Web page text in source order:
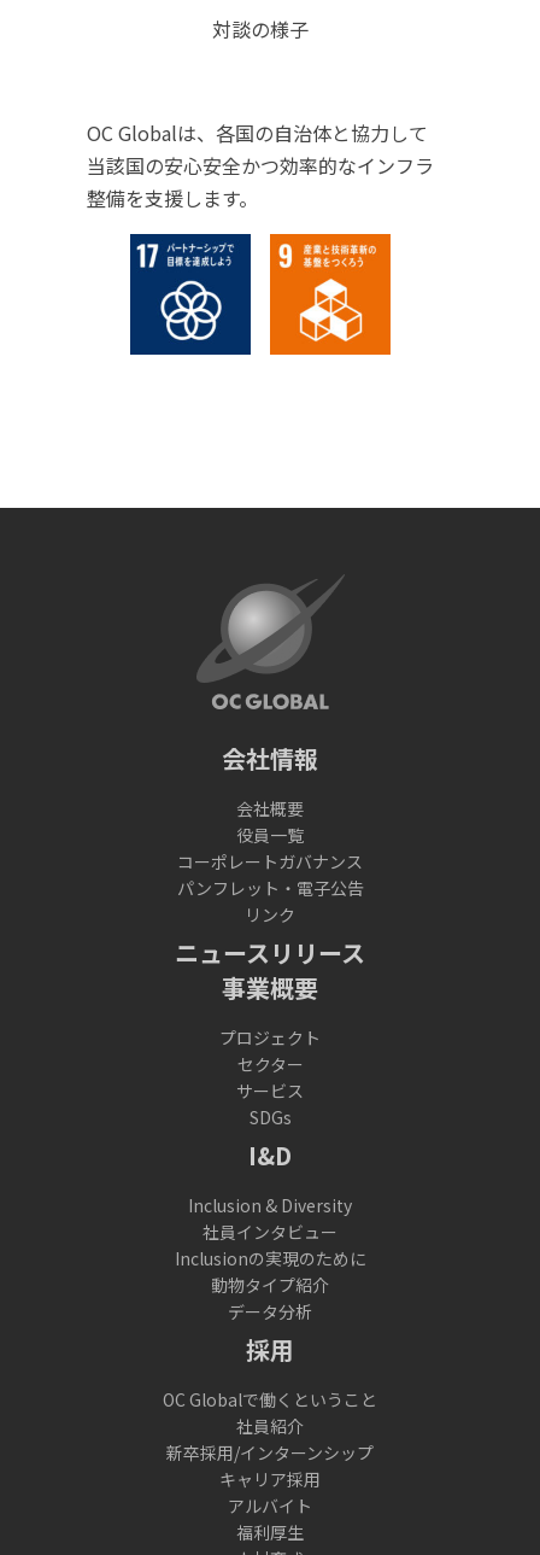
対談の様子
OC Globalは、各国の自治体と協力して
当該国の安心安全かつ効率的なインフラ
整備を支援します。
会社情報
会社概要
役員一覧
コーポレートガバナンス
パンフレット・電子公告
リンク
ニュースリリース
事業概要
プロジェクト
セクター
サービス
SDGs
I&D
Inclusion & Diversity
社員インタビュー
Inclusionの実現のために
動物タイプ紹介
データ分析
採用
OC Globalで働くということ
社員紹介
新卒採用/インターンシップ
キャリア採用
アルバイト
福利厚生